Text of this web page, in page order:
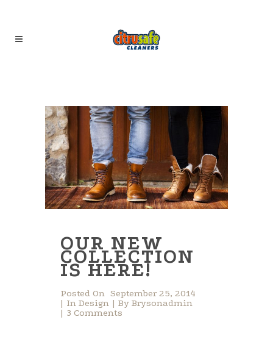
OUR NEW
COLLECTION
IS HERE!
Posted On September 25, 2014
In Design By Brysonadmin
3 Comments